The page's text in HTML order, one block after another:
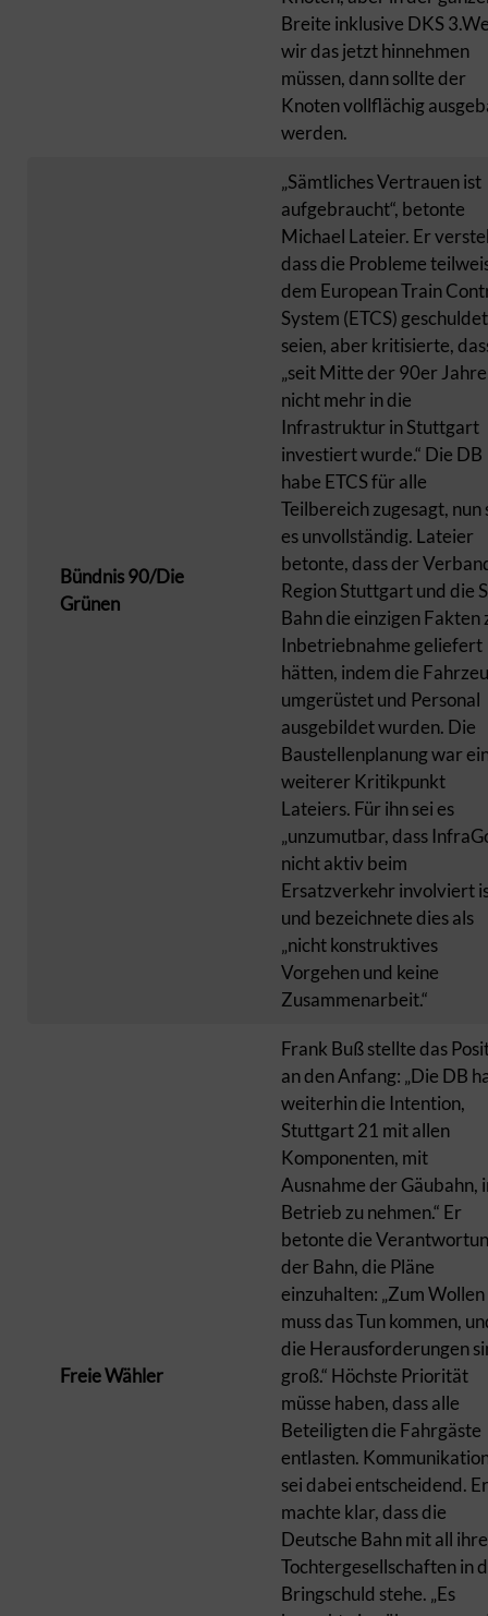
Breite inklusive DKS
wir das jetzt hinnehmen
müssen, dann sollte der
Knoten vollflächig
werden.
Bündnis 90/Die
Grünen
„Sämtliches Vertrauen ist
aufgebraucht“, betonte
Michael Lateier. Er
dass die Probleme
dem European Train
System (ETCS) geschuldet
seien, aber kritisierte,
„seit Mitte der 90er Jahre
nicht mehr in die
Infrastruktur in Stuttgart
investiert wurde.“ Die DB
habe ETCS für alle
Teilbereich zugesagt, nun
es unvollständig. Lateier
betonte, dass der
Region Stuttgart und die
Bahn die einzigen Fakten
Inbetriebnahme geliefert
hätten, indem die
umgerüstet und Personal
ausgebildet wurden. Die
Baustellenplanung war
weiterer Kritikpunkt
Lateiers. Für ihn sei es
„unzumutbar, dass
nicht aktiv beim
Ersatzverkehr involviert
und bezeichnete dies als
„nicht konstruktives
Vorgehen und keine
Zusammenarbeit.“
Freie Wähler
Frank Buß stellte das
an den Anfang: „Die DB
weiterhin die Intention,
Stuttgart 21 mit allen
Komponenten, mit
Ausnahme der Gäubahn,
Betrieb zu nehmen.“ Er
betonte die
der Bahn, die Pläne
einzuhalten: „Zum Wollen
muss das Tun kommen,
die Herausforderungen
groß.“ Höchste Priorität
müsse haben, dass alle
Beteiligten die Fahrgäste
entlasten.
sei dabei entscheidend. Er
machte klar, dass die
Deutsche Bahn mit all
Tochtergesellschaften in
Bringschuld stehe. „Es